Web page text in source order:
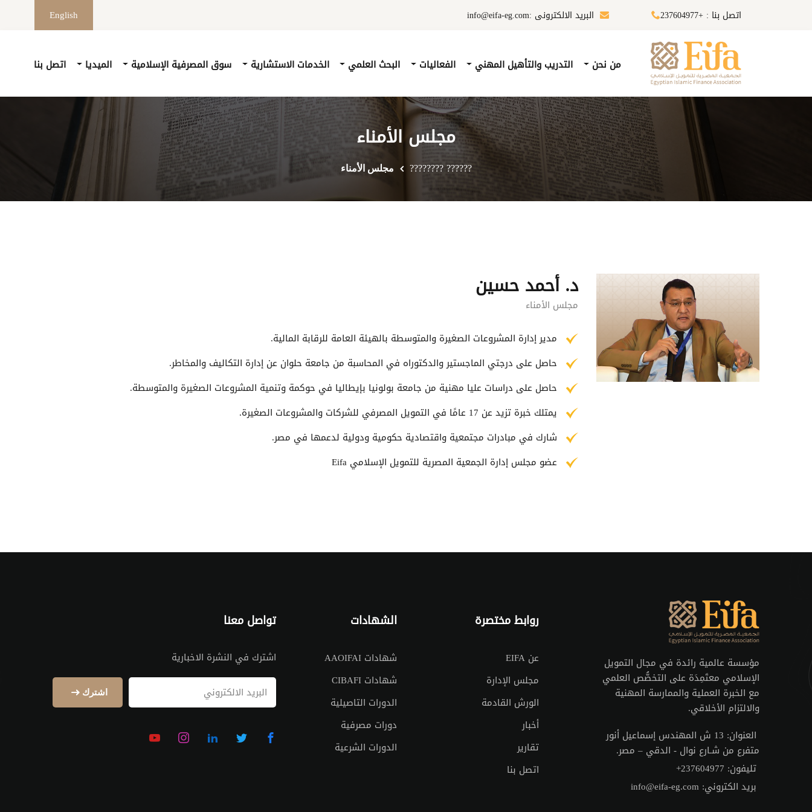
اتصل بنا : +237604977 البريد الالكترونى :info@eifa-eg.com English
من نحن التدريب والتأهيل المهني الفعاليات البحث العلمي الخدمات الاستشارية سوق المصرفية الإسلامية الميديا اتصل بنا
مجلس الأمناء
?????? ???????? مجلس الأمناء
د. أحمد حسين
مجلس الأمناء
مدير إدارة المشروعات الصغيرة والمتوسطة بالهيئة العامة للرقابة المالية.
حاصل على درجتي الماجستير والدكتوراه في المحاسبة من جامعة حلوان عن إدارة التكاليف والمخاطر.
حاصل على دراسات عليا مهنية من جامعة بولونيا بإيطاليا في حوكمة وتنمية المشروعات الصغيرة والمتوسطة.
يمتلك خبرة تزيد عن 17 عامًا في التمويل المصرفي للشركات والمشروعات الصغيرة.
شارك في مبادرات مجتمعية واقتصادية حكومية ودولية لدعمها في مصر.
عضو مجلس إدارة الجمعية المصرية للتمويل الإسلامي Eifa
مؤسسة عالمية رائدة في مجال التمويل
الإسلامي معتَمِدَة على التخصُّص العلمي
مع الخبرة العملية والممارسة المهنية
والالتزام الأخلاقي.
العنوان:
13 ش المهندس إسماعيل أنور
متفرع من شـارع نوال - الدقي – مصر.
تليفون: +237604977
بريد الكتروني: info@eifa-eg.com
روابط مختصرة
عن EIFA
مجلس الإدارة
الورش القادمة
أخبار
تقارير
اتصل بنا
الشهادات
شهادات AAOIFAI
شهادات CIBAFI
الدورات التاصيلية
دورات مصرفية
الدورات الشرعية
تواصل معنا
اشترك في النشرة الاخبارية
اشترك